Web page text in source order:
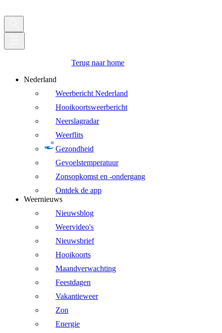
Terug naar home
Nederland
Weerbericht Nederland
Hooikoortsweerbericht
Neerslagradar
Weerflits
Gezondheid
Gevoelstemperatuur
Zonsopkomst en -ondergang
Ontdek de app
Weernieuws
Nieuwsblog
Weervideo's
Nieuwsbrief
Hooikoorts
Maandverwachting
Feestdagen
Vakantieweer
Zon
Energie